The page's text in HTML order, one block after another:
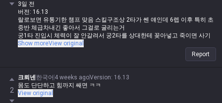
3일 전
버전: 16.13
랄로보면 유통기한 챔프 맞음 스킬구조상 2타가 쎈 얘인데 6렙 이후 특히 초
중반 체급차내긴 좋아서 그걸로 굴리는거
궁1타 진입시 체력이 잘 안갈려서 궁2타를 상대한테 꽂아넣고 죽이면 사기
챔인데 제압골 쓰레기처럼 상대딜러한테 주고
시간 끌려서 나중에 궁 1타 진입하는데 피 다 갈리고 빠지는데 궁2타 쓰게되
지랄좀 하지마 딜러들은 얘 q 맞자마자 대가리 터지고 브루저도 q돌리면 찢
어지는데
Show moreView original
Report
2
크뢰넨 한국어 4 weeks agoVersion: 16.13
몸도 단단하고 힘까지 쌔면 ㅋㅋ
View original